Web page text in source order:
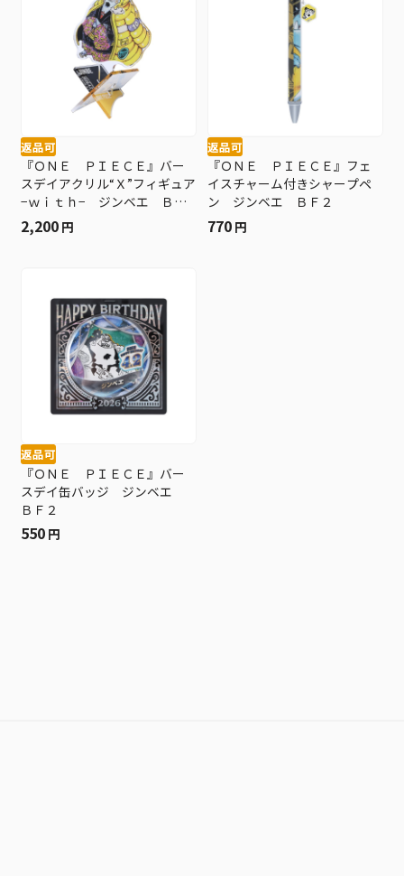
返品可
『ＯＮＥ ＰＩＥＣＥ』バー
スデイアクリル“Ｘ”フィギュア
−ｗｉｔｈ− ジンベエ ＢＦ
２
2,200 円
返品可
『ＯＮＥ ＰＩＥＣＥ』フェ
イスチャーム付きシャープペ
ン ジンベエ ＢＦ２
770 円
返品可
『ＯＮＥ ＰＩＥＣＥ』バー
スデイ缶バッジ ジンベエ
ＢＦ２
550 円